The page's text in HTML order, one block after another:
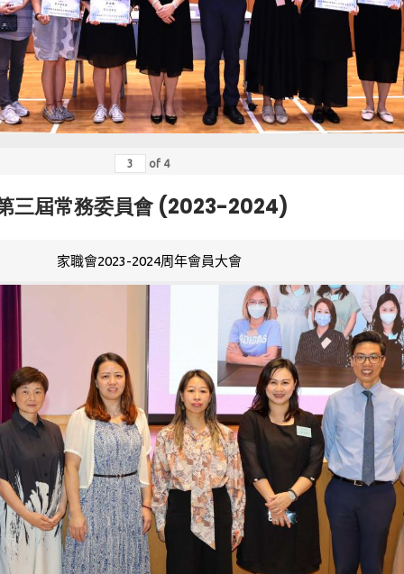
of 4
三屆常務委員會 (2023-2024)
家職會2023-2024周年會員大會